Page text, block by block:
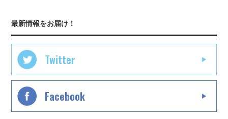
最新情報をお届け！
Twitter
Facebook